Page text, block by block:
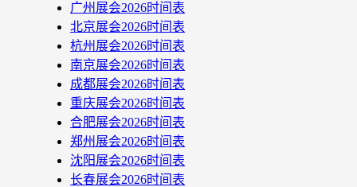
广州展会2026时间表
北京展会2026时间表
杭州展会2026时间表
南京展会2026时间表
成都展会2026时间表
重庆展会2026时间表
合肥展会2026时间表
郑州展会2026时间表
沈阳展会2026时间表
长春展会2026时间表